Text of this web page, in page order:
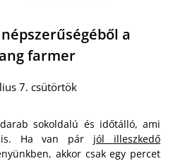
a
farmer
7. csütörtök
sokoldalú és időtálló, ami
Ha van pár jól illeszkedő
akkor csak egy percet